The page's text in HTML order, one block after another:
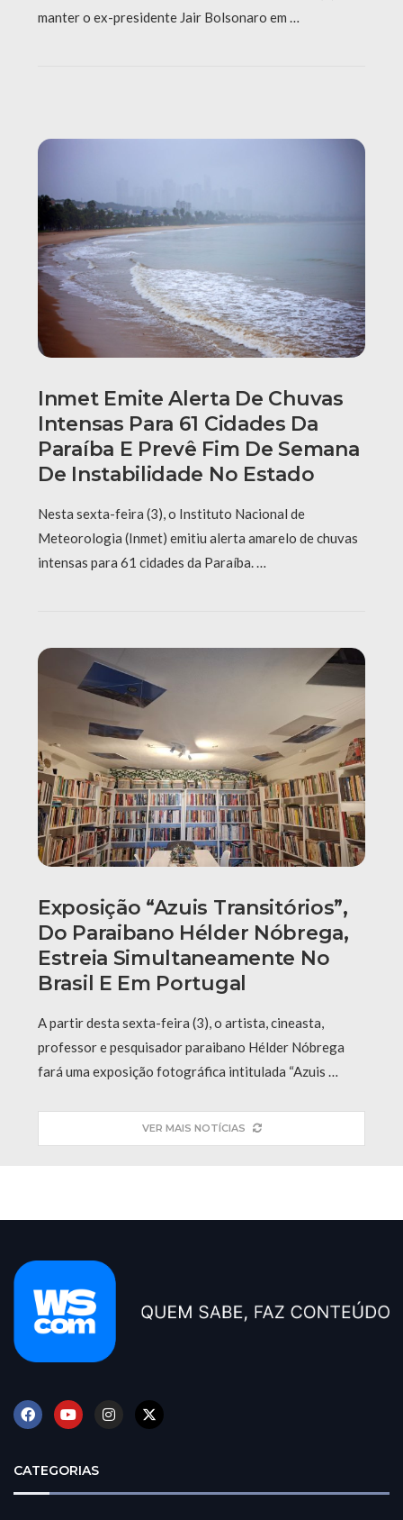
manter o ex-presidente Jair Bolsonaro em …
Inmet Emite Alerta De Chuvas
Intensas Para 61 Cidades Da
Paraíba E Prevê Fim De Semana
De Instabilidade No Estado
Nesta sexta-feira (3), o Instituto Nacional de
Meteorologia (Inmet) emitiu alerta amarelo de chuvas
intensas para 61 cidades da Paraíba. …
Exposição “Azuis Transitórios”,
Do Paraibano Hélder Nóbrega,
Estreia Simultaneamente No
Brasil E Em Portugal
A partir desta sexta-feira (3), o artista, cineasta,
professor e pesquisador paraibano Hélder Nóbrega
fará uma exposição fotográfica intitulada “Azuis …
VER MAIS NOTÍCIAS
CATEGORIAS